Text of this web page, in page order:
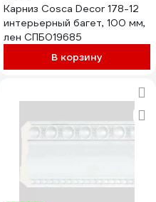
Карниз Cosca Decor 178-12
интерьерный багет, 100 мм,
лен СПБ019685
В корзину